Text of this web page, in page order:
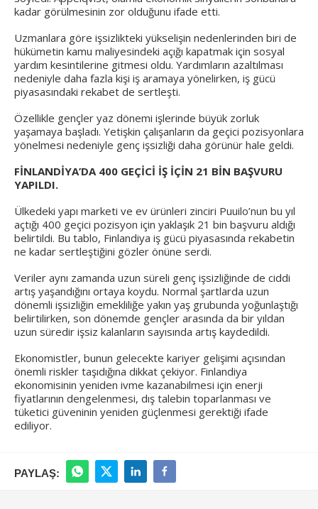
kadar görülmesinin zor olduğunu ifade etti.
Uzmanlara göre işsizlikteki yükselişin nedenlerinden biri de
hükümetin kamu maliyesindeki açığı kapatmak için sosyal
yardım kesintilerine gitmesi oldu. Yardımların azaltılması
nedeniyle daha fazla kişi iş aramaya yönelirken, iş gücü
piyasasındaki rekabet de sertleşti.
Özellikle gençler yaz dönemi işlerinde büyük zorluk
yaşamaya başladı. Yetişkin çalışanların da geçici pozisyonlara
yönelmesi nedeniyle genç işsizliği daha görünür hale geldi.
FİNLANDİYA’DA 400 GEÇİCİ İŞ İÇİN 21 BİN BAŞVURU
YAPILDI.
Ülkedeki yapı marketi ve ev ürünleri zinciri Puuilo’nun bu yıl
açtığı 400 geçici pozisyon için yaklaşık 21 bin başvuru aldığı
belirtildi. Bu tablo, Finlandiya iş gücü piyasasında rekabetin
ne kadar sertleştiğini gözler önüne serdi.
Veriler aynı zamanda uzun süreli genç işsizliğinde de ciddi
artış yaşandığını ortaya koydu. Normal şartlarda uzun
dönemli işsizliğin emekliliğe yakın yaş grubunda yoğunlaştığı
belirtilirken, son dönemde gençler arasında da bir yıldan
uzun süredir işsiz kalanların sayısında artış kaydedildi.
Ekonomistler, bunun gelecekte kariyer gelişimi açısından
önemli riskler taşıdığına dikkat çekiyor. Finlandiya
ekonomisinin yeniden ivme kazanabilmesi için enerji
fiyatlarının dengelenmesi, dış talebin toparlanması ve
tüketici güveninin yeniden güçlenmesi gerektiği ifade
ediliyor.
PAYLAŞ: